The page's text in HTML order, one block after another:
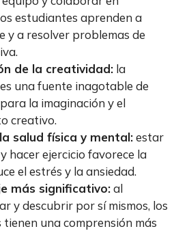
estudiantes aprenden a
y a resolver problemas de
de la creatividad: la
una fuente inagotable de
la imaginación y el
creativo.
salud física y mental:estar
hacer ejercicio favorece la
el estrés y la ansiedad.
más significativo:al
y descubrir por sí mismos, los
una comprensión más